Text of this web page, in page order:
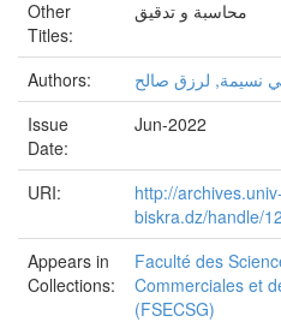
Other
Titles:
محاسبة و تدقيق
Authors:
نسیمة, لرزق صالح
Issue
Date:
Jun-2022
URI:
http://archives.univ-
biskra.dz/handle/
Appears in
Collections:
Faculté des
Commerciales et
(FSECSG)